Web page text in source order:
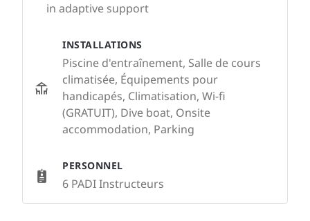
in adaptive support
INSTALLATIONS
Piscine d'entraînement, Salle de cours
climatisée, Équipements pour
handicapés, Climatisation, Wi-fi
(GRATUIT), Dive boat, Onsite
accommodation, Parking
PERSONNEL
6 PADI Instructeurs